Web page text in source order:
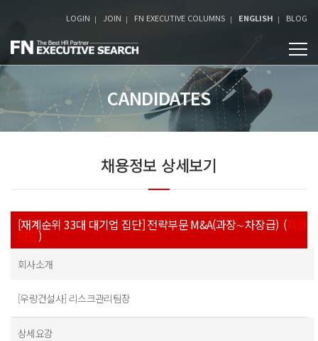
LOGIN JOIN FN EXECUTIVE COLUMNS ENGLISH BLOG
CANDIDATES
채용정보 상세보기
[재계순위 33대 대기업 집단] 전략부문 M&A(과장∼차장급) (지원
마감)
회사소개
[우량건설사] 리스크관리팀장
상세요강